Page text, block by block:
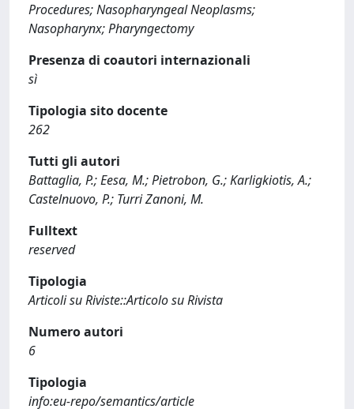
Procedures; Nasopharyngeal Neoplasms;
Nasopharynx; Pharyngectomy
Presenza di coautori internazionali
sì
Tipologia sito docente
262
Tutti gli autori
Battaglia, P.; Eesa, M.; Pietrobon, G.; Karligkiotis, A.;
Castelnuovo, P.; Turri Zanoni, M.
Fulltext
reserved
Tipologia
Articoli su Riviste::Articolo su Rivista
Numero autori
6
Tipologia
info:eu-repo/semantics/article